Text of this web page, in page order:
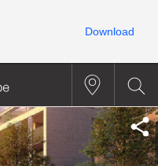
Download